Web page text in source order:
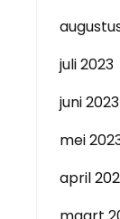
juli 2023
juni 2023
mei
april